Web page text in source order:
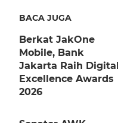
BACA JUGA
Berkat JakOne
Mobile, Bank
Jakarta Raih Digital
Excellence Awards
2026